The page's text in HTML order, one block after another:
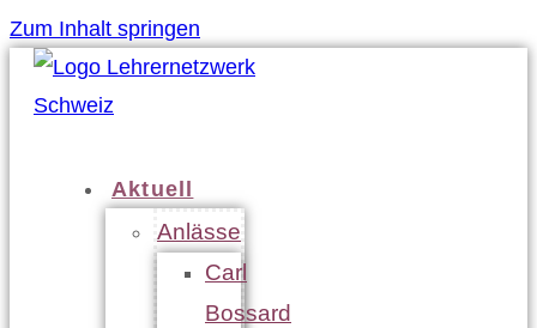
Zum Inhalt springen
Aktuell
Anlässe
Carl
Bossard